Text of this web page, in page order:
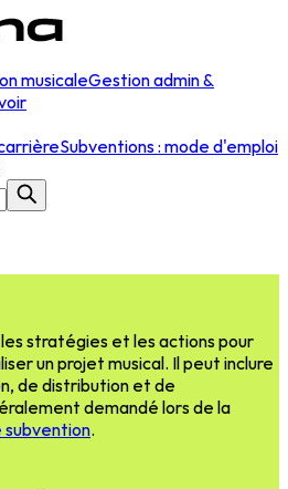
musicaleGestion admin &
Subventions : mode d'emploi
stratégies et les actions pour
un projet musical. Il peut inclure
de distribution et de
demandé lors de la
subvention.